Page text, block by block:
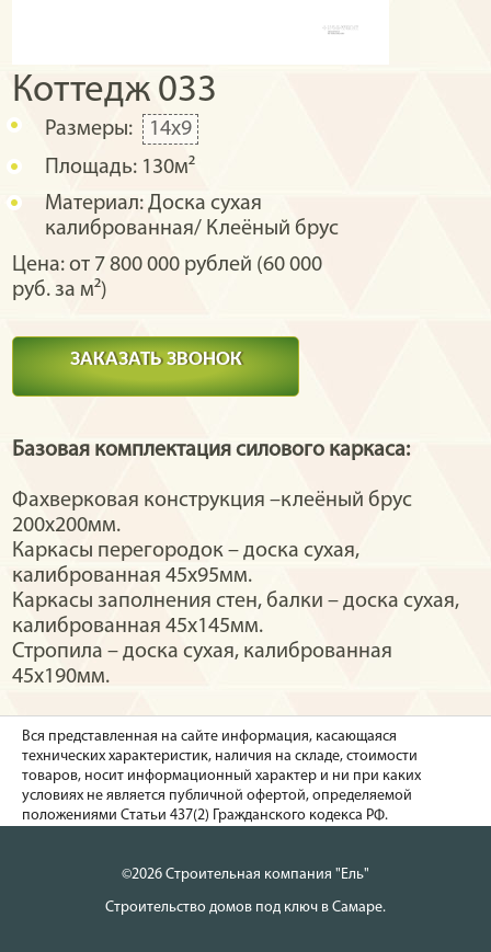
Коттедж 033
Размеры:
14х9
Площадь: 130м²
Материал: Доска сухая
калиброванная/ Клеёный брус
Цена: от 7 800 000 рублей (60 000
руб. за м²)
ЗАКАЗАТЬ ЗВОНОК
Базовая комплектация силового каркаса:
Фахверковая конструкция –клеёный брус
200х200мм.
Каркасы перегородок – доска сухая,
калиброванная 45х95мм.
Каркасы заполнения стен, балки – доска сухая,
калиброванная 45х145мм.
Стропила – доска сухая, калиброванная
45х190мм.
Вся представленная на сайте информация, касающаяся
технических характеристик, наличия на складе, стоимости
товаров, носит информационный характер и ни при каких
условиях не является публичной офертой, определяемой
положениями Статьи 437(2) Гражданского кодекса РФ.
©2026 Строительная компания "Ель"
Строительство домов под ключ в Самаре.